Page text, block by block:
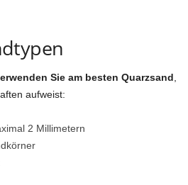
Sie am besten Quarzsand,
aufweist:
2 Millimetern